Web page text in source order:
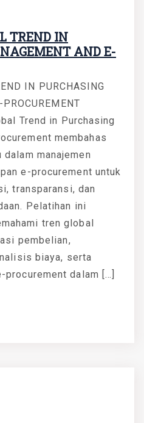
TREND IN
AND E-
IN PURCHASING
PROCUREMENT
Trend in Purchasing
membahas
manajemen
e-procurement untuk
transparansi, dan
Pelatihan ini
tren global
pembelian,
biaya, serta
dalam […]